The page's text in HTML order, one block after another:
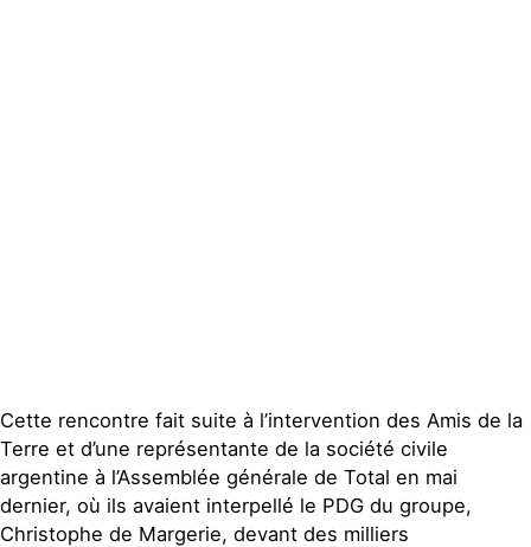
Cette rencontre fait suite à l’intervention des Amis de la
Terre et d’une représentante de la société civile
argentine à l’Assemblée générale de Total en mai
dernier, où ils avaient interpellé le PDG du groupe,
Christophe de Margerie, devant des milliers